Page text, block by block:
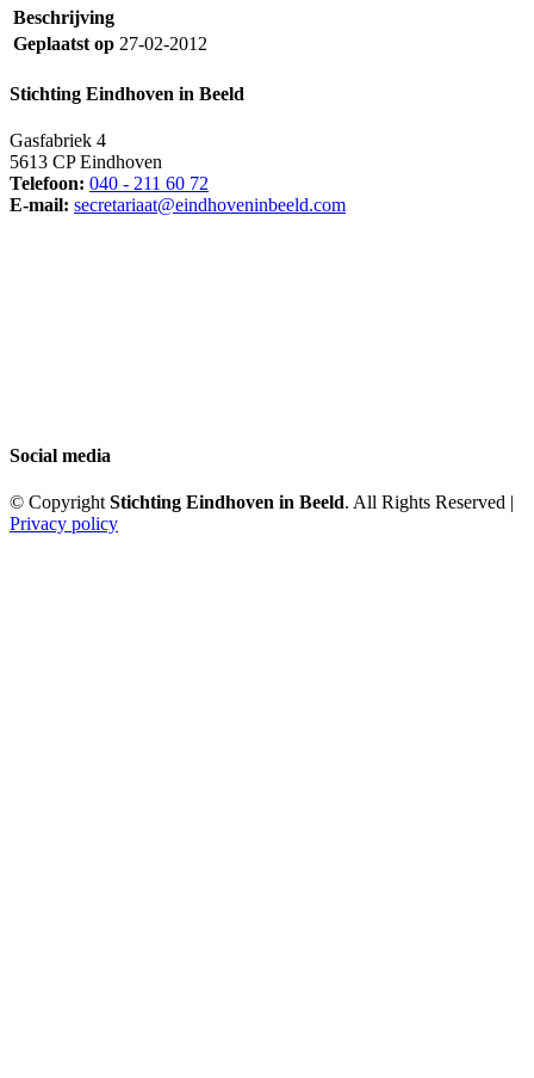
Beschrijving
Geplaatst op 27-02-2012
Stichting Eindhoven in Beeld
Gasfabriek 4
5613 CP Eindhoven
Telefoon: 040 - 211 60 72
E-mail: secretariaat@eindhoveninbeeld.com
Social media
© Copyright Stichting Eindhoven in Beeld. All Rights Reserved |
Privacy policy